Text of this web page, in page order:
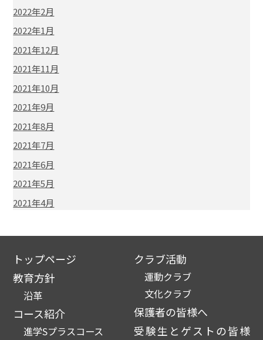
2022年2月
2022年1月
2021年12月
2021年11月
2021年10月
2021年9月
2021年8月
2021年7月
2021年6月
2021年5月
2021年4月
トップページ
教育方針
沿革
コース紹介
進学Sプラスコース
クラブ活動
運動クラブ
文化クラブ
保護者の皆様へ
受験生とゲストの皆様